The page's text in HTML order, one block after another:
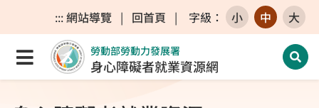
跳至主要內容區
跳至主要選單
跳至網站搜尋
:::網站導覽 | 回首頁 | 字級 ： 小 中 大
點選開啟選單
勞動部勞動力發展署
身心障礙者就業資源網 開